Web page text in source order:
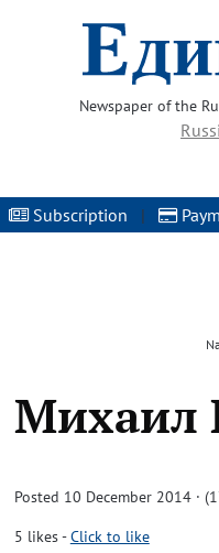
Newspaper of the
Subscription |
Михаил
Posted 10 December 2014 ·
5 likes-Click to like